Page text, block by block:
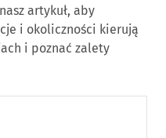
artykuł, aby
i okoliczności kierują
i poznać zalety